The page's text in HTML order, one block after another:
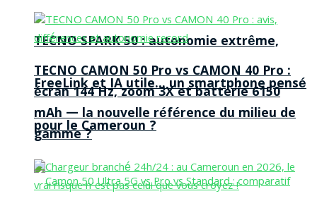
TECNO SPARK 50 : autonomie extrême,
FreeLink et IA utile… un smartphone pensé
pour le Cameroun ?
TECNO CAMON 50 Pro vs CAMON 40 Pro :
écran 144 Hz, zoom 3X et batterie 6150
mAh — la nouvelle référence du milieu de
gamme ?